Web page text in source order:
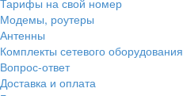
Модемы, роутеры
Антенны
Комплекты сетевого оборудования
Вопрос-ответ
Доставка и оплата